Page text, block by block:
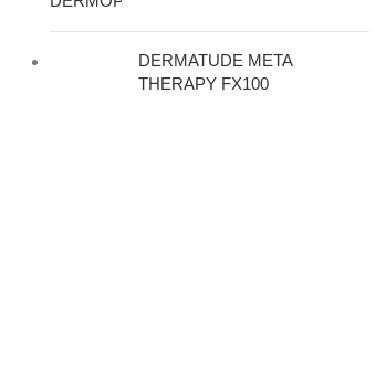
DERMATUDE META
THERAPY FX100